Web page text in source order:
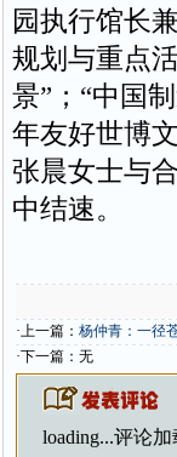
园执行馆长
规划与重点
景”；“中国
年友好世博
张晨女士与
中结速。
·上一篇： 杨仲青：一径
·下一篇：无
loading...评论加